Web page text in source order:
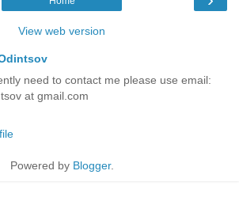
View web version
need to contact me please use email:
at gmail.com
Powered by Blogger.